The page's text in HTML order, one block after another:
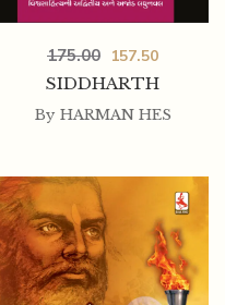
SIDDHARTH
175.00 157.50
By HARMAN HES